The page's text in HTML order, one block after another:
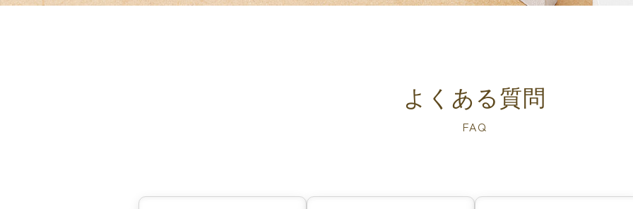
よくある質問
FAQ